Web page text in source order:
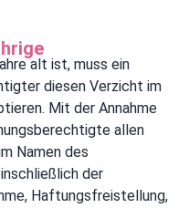
alt ist, muss ein
diesen Verzicht im
Mit der Annahme
allen
Namen des
der
Haftungsfreistellung,